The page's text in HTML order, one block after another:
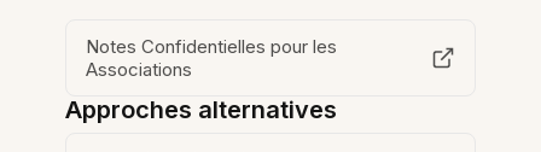
Notes Confidentielles pour les
Associations
Approches alternatives